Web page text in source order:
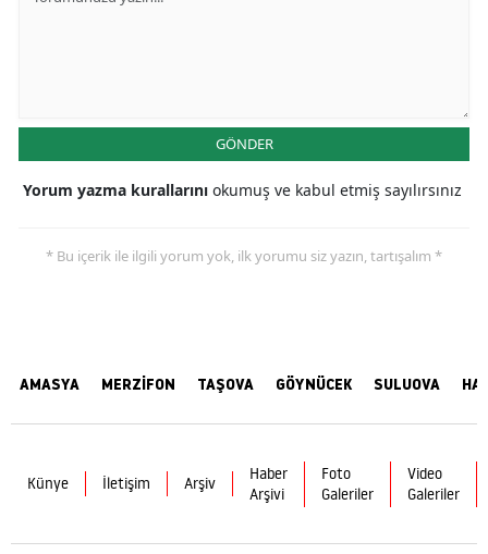
GÖNDER
Yorum yazma kurallarını okumuş ve kabul etmiş sayılırsınız
* Bu içerik ile ilgili yorum yok, ilk yorumu siz yazın, tartışalım *
AMASYA MERZİFON TAŞOVA GÖYNÜCEK SULUOVA
Künye İletişim Arşiv
Haber
Arşivi
Foto
Galeriler
Video
Galeriler